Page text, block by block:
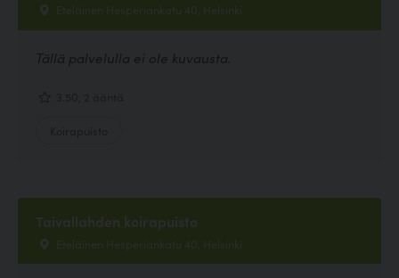
Eteläinen Hesperiankatu 40, Helsinki
Tällä palvelulla ei ole kuvausta.
Taivallahden koirapuisto
Eteläinen Hesperiankatu 40, Helsinki